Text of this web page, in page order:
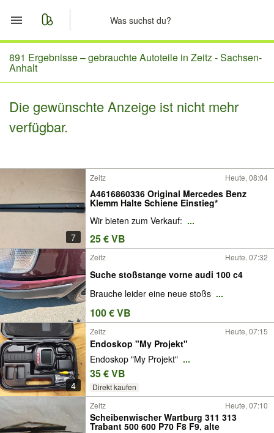
Start
Merkliste
Nachrichten
891 Ergebnisse –gebrauchte Autoteile in Zeitz - Sachsen-
Anhalt
Die gewünschte Anzeige ist nicht mehr
verfügbar.
7
Zeitz Heute, 08:04
A4616860336 Original Mercedes Benz
Klemm Halte Schiene Einstieg*
Wir bieten zum Verkauf: ...
25 € VB
Zeitz Heute, 07:32
Suche stoßstange vorne audi 100 c4
Brauche leider eine neue stoßs ...
100 € VB
4
Zeitz Heute, 07:15
Endoskop "My Projekt"
Endoskop "My Projekt" ...
35 € VB
Direkt kaufen
Zeitz Heute, 07:10
Scheibenwischer Wartburg 311 313
Trabant 500 600 P70 F8 F9, alte